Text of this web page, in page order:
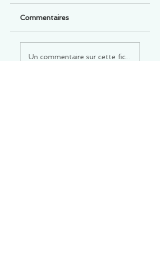
Commentaires
Un commentaire sur cette fiche ou cet